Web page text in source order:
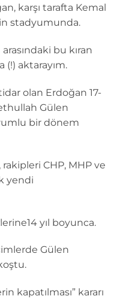
karşı tarafta Kemal
stadyumunda.
bu kıran
(!) aktarayım.
olan Erdoğan 17-
Gülen
bir dönem
CHP, MHP ve
yendi
yıl boyunca.
Gülen
kapatılması” kararı